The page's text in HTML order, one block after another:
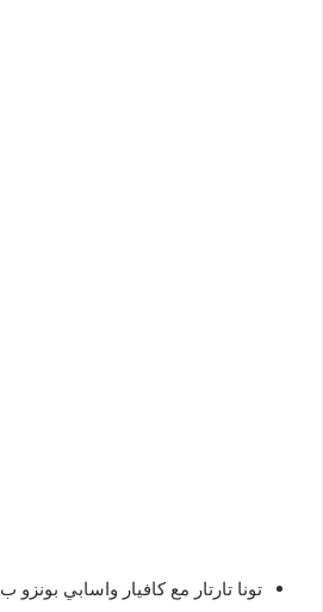
تونا تارتار مع كافيار واسابي بونزو ب ٢٣٠ ريال